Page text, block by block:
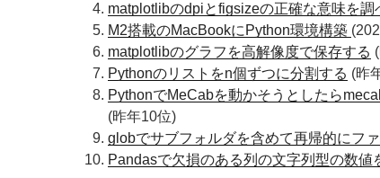
matplotlibのdpiとfigsizeの正確な意味を調
M2搭載のMacBookにPython環境構築
matplotlibのグラフを高解像度で保存する
Pythonのリストをn個ずつに分割する (昨
PythonでMeCabを動かそうとしたら
(昨年10位)
globでサブフォルダを含めて再帰的にフ
Pandasで欠損のある列の文字列型の数値